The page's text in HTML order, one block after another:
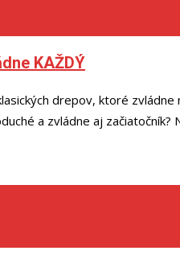
KAŽDÝ
drepov, ktoré
a zvládne aj